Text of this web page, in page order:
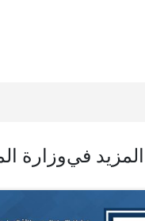
المزيد فيوزارة